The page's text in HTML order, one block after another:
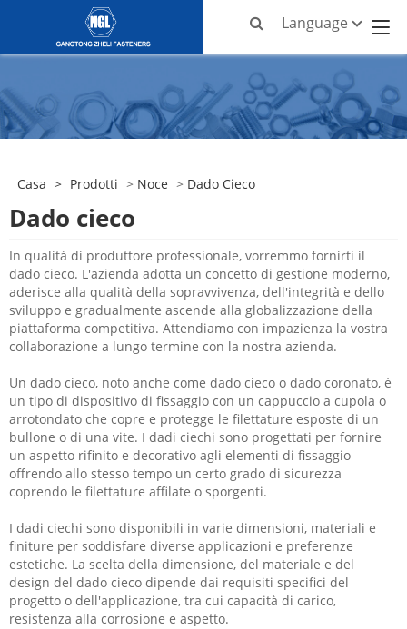
Language
Casa > Prodotti > Noce > Dado Cieco
Dado cieco
In qualità di produttore professionale, vorremmo fornirti il ​​
dado cieco. L'azienda adotta un concetto di gestione moderno,
aderisce alla qualità della sopravvivenza, dell'integrità e dello
sviluppo e gradualmente ascende alla globalizzazione della
piattaforma competitiva. Attendiamo con impazienza la vostra
collaborazione a lungo termine con la nostra azienda.
Un dado cieco, noto anche come dado cieco o dado coronato, è
un tipo di dispositivo di fissaggio con un cappuccio a cupola o
arrotondato che copre e protegge le filettature esposte di un
bullone o di una vite. I dadi ciechi sono progettati per fornire
un aspetto rifinito e decorativo agli elementi di fissaggio
offrendo allo stesso tempo un certo grado di sicurezza
coprendo le filettature affilate o sporgenti.
I dadi ciechi sono disponibili in varie dimensioni, materiali e
finiture per soddisfare diverse applicazioni e preferenze
estetiche. La scelta della dimensione, del materiale e del
design del dado cieco dipende dai requisiti specifici del
progetto o dell'applicazione, tra cui capacità di carico,
resistenza alla corrosione e aspetto.